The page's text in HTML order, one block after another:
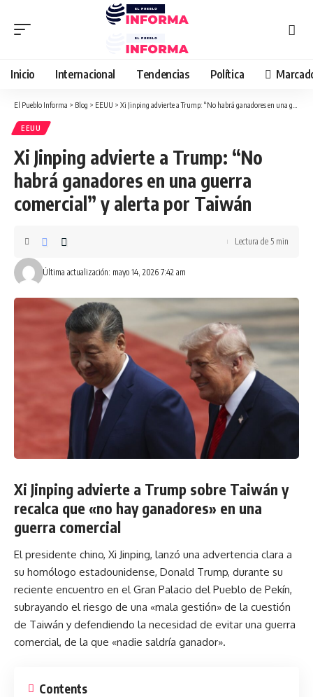
Inicio Internacional Tendencias Política
El Pueblo Informa > Blog > EEUU > Xi Jinping advierte a Trump: “No habrá ganadores en una guerra comercial” y alerta por Taiwán
EEUU
Xi Jinping advierte a Trump: “No
habrá ganadores en una guerra
comercial” y alerta por Taiwán
Última actualización: mayo 14, 2026 7:42 am
Lectura de 5 min
Xi Jinping advierte a Trump sobre Taiwán y
recalca que «no hay ganadores» en una
guerra comercial
El presidente chino, Xi Jinping, lanzó una advertencia clara a
su homólogo estadounidense, Donald Trump, durante su
reciente encuentro en el Gran Palacio del Pueblo de Pekín,
subrayando el riesgo de una «mala gestión» de la cuestión
de Taiwán y defendiendo la necesidad de evitar una guerra
comercial, de la que «nadie saldría ganador».
Contents